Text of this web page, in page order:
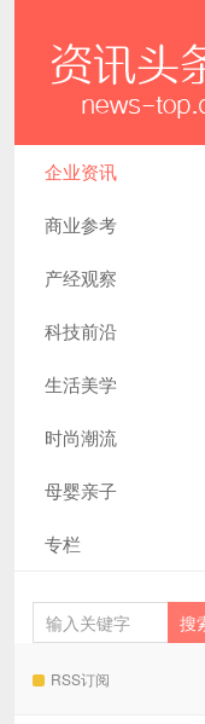
企业资讯
商业参考
产经观察
科技前沿
生活美学
时尚潮流
母婴亲子
专栏
RSS订阅